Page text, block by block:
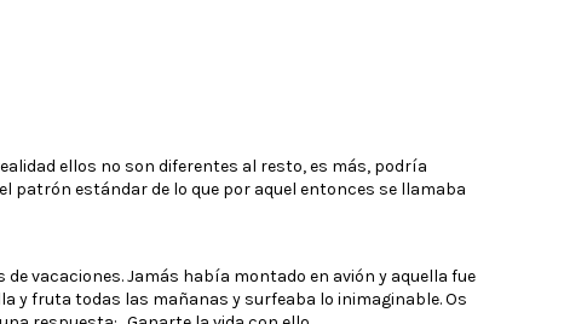
ellos no son diferentes al resto, es más, podría
patrón estándar de lo que por aquel entonces se llamaba
vacaciones. Jamás había montado en avión y aquella fue
y fruta todas las mañanas y surfeaba lo inimaginable. Os